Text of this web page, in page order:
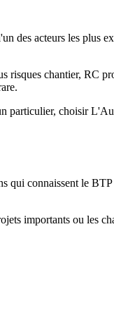
des acteurs les plus
risques chantier, RC
particulier, choisir
qui connaissent le
importants ou les